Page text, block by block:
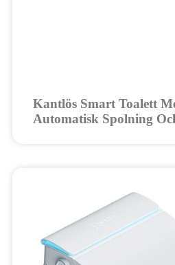
Kantlös Smart Toalett
Automatisk Spolning